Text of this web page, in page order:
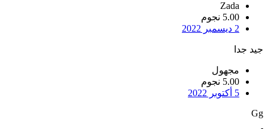
Zada
5.00 نجوم
2 ديسمبر 2022
جيد جدا
مجهول
5.00 نجوم
5 أكتوبر 2022
Gg